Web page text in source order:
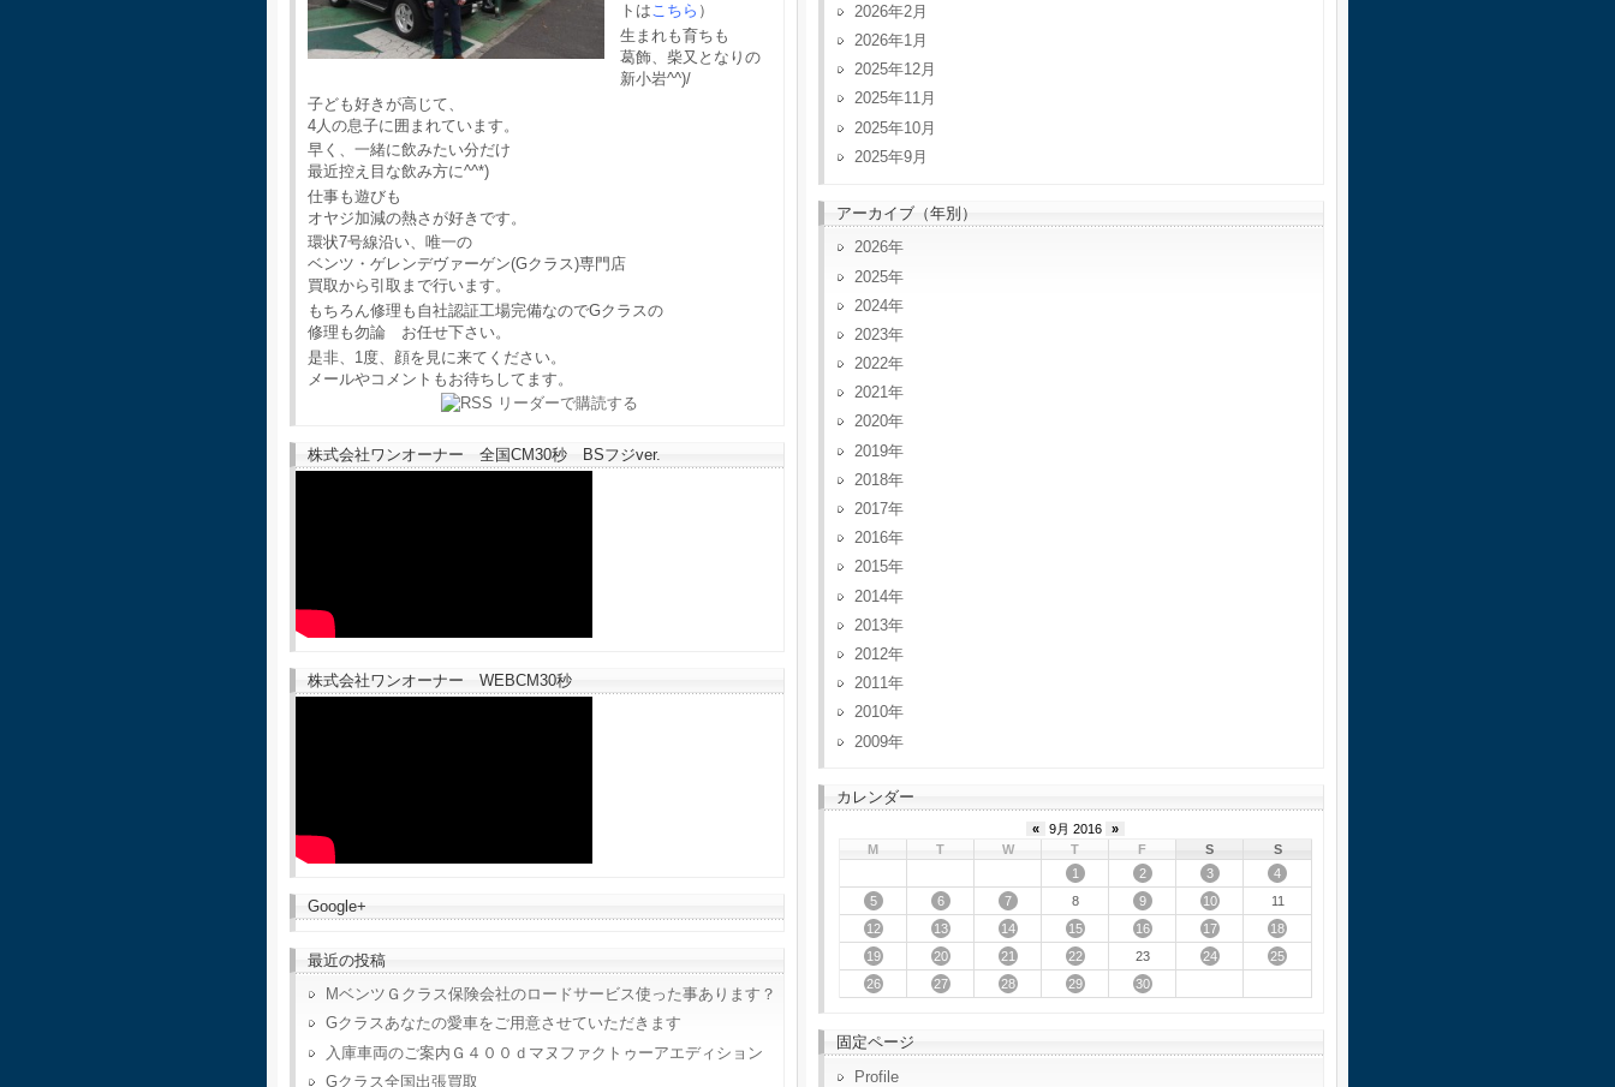
トはこちら ）
生まれも育ちも
葛飾、柴又となりの
新小岩^^)/
子ども好きが高じて、
4人の息子に囲まれています。
早く、一緒に飲みたい分だけ
最近控え目な飲み方に^^*)
仕事も遊びも
オヤジ加減の熱さが好きです。
環状7号線沿い、唯一の
ベンツ・ゲレンデヴァーゲン(Gクラス)専門店
買取から引取まで行います。
もちろん修理も自社認証工場完備なのでGクラスの
修理も勿論 お任せ下さい。
是非、1度、顔を見に来てください。
メールやコメントもお待ちしてます。
株式会社ワンオーナー 全国CM30秒 BSフジver.
株式会社ワンオーナー WEBCM30秒
Google+
最近の投稿
MベンツＧクラス保険会社のロードサービス使った事あります？
Gクラスあなたの愛車をご用意させていただきます
入庫車両のご案内Ｇ４００ｄマヌファクトゥーアエディション
Gクラス全国出張買取
2026年2月
2026年1月
2025年12月
2025年11月
2025年10月
2025年9月
アーカイブ（年別）
2026
2025
2024
2023
2022
2021
2020
2019
2018
2017
2016
2015
2014
2013
2012
2011
2010
2009
カレンダー
« 9月 2016
»
M
T W T F S
S
1
2 3
4
5
6 7 8 9 10
11
12
13 14 15 16 17
18
19
20 21 22 23 24
25
26
27 28 29 30
固定ページ
Profile